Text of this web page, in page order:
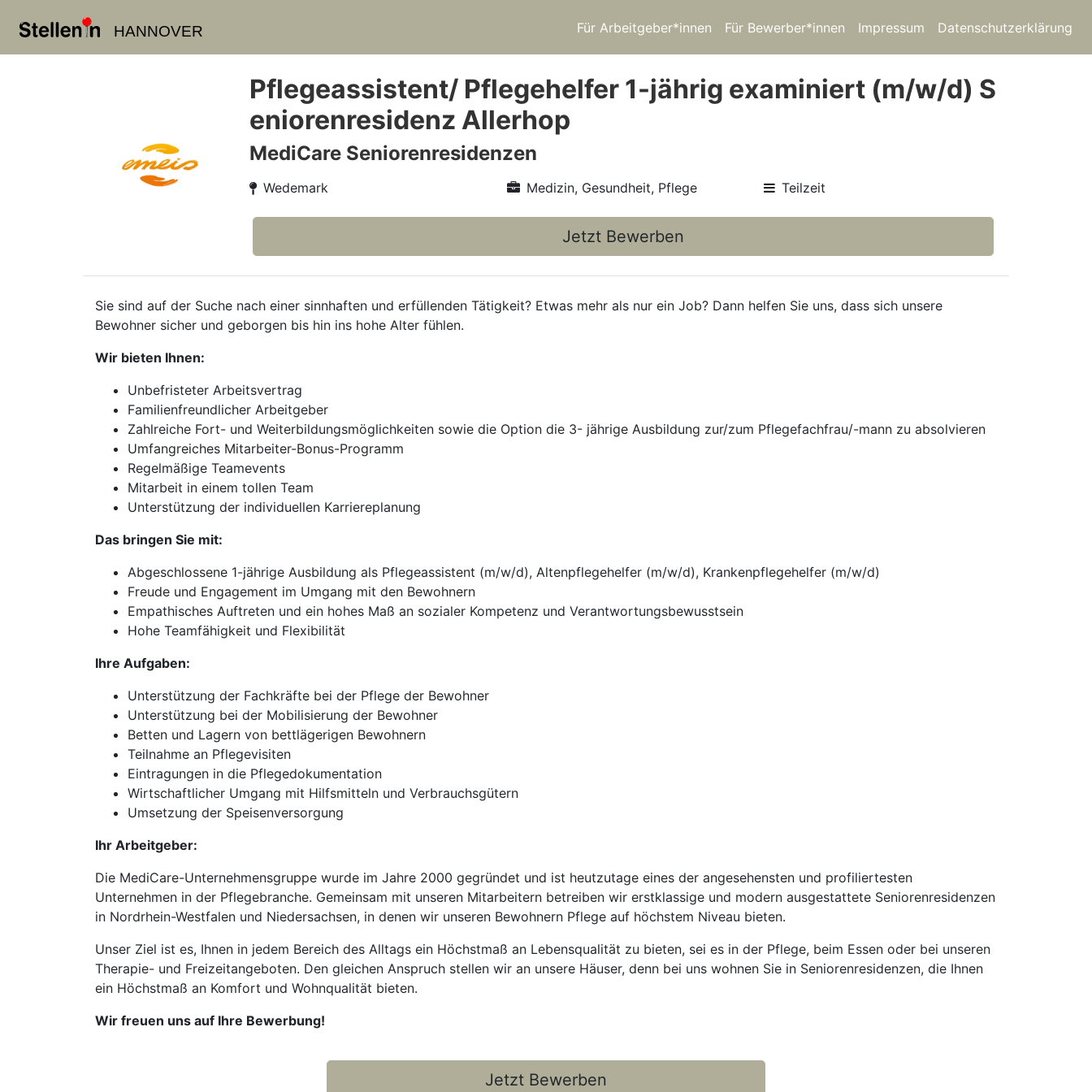
HANNOVER Für Arbeitgeber*innen Für Bewerber*innen Impressum Datenschutzerklärung
Pflegeassistent/ Pflegehelfer 1-jährig examiniert (m/w/d) S
eniorenresidenz Allerhop
MediCare Seniorenresidenzen
Wedemark Medizin, Gesundheit, Pflege Teilzeit
Jetzt Bewerben
Sie sind auf der Suche nach einer sinnhaften und erfüllenden Tätigkeit? Etwas mehr als nur ein Job? Dann helfen Sie uns, dass sich unsere
Bewohner sicher und geborgen bis hin ins hohe Alter fühlen.
Wir bieten Ihnen:
Unbefristeter Arbeitsvertrag
Familienfreundlicher Arbeitgeber
Zahlreiche Fort- und Weiterbildungsmöglichkeiten sowie die Option die 3- jährige Ausbildung zur/zum Pflegefachfrau/-mann zu absolvieren
Umfangreiches Mitarbeiter-Bonus-Programm
Regelmäßige Teamevents
Mitarbeit in einem tollen Team
Unterstützung der individuellen Karriereplanung
Das bringen Sie mit:
Abgeschlossene 1-jährige Ausbildung als Pflegeassistent (m/w/d), Altenpflegehelfer (m/w/d), Krankenpflegehelfer (m/w/d)
Freude und Engagement im Umgang mit den Bewohnern
Empathisches Auftreten und ein hohes Maß an sozialer Kompetenz und Verantwortungsbewusstsein
Hohe Teamfähigkeit und Flexibilität
Ihre Aufgaben:
Unterstützung der Fachkräfte bei der Pflege der Bewohner
Unterstützung bei der Mobilisierung der Bewohner
Betten und Lagern von bettlägerigen Bewohnern
Teilnahme an Pflegevisiten
Eintragungen in die Pflegedokumentation
Wirtschaftlicher Umgang mit Hilfsmitteln und Verbrauchsgütern
Umsetzung der Speisenversorgung
Ihr Arbeitgeber:
Die MediCare-Unternehmensgruppe wurde im Jahre 2000 gegründet und ist heutzutage eines der angesehensten und profiliertesten
Unternehmen in der Pflegebranche. Gemeinsam mit unseren Mitarbeitern betreiben wir erstklassige und modern ausgestattete Seniorenresidenzen
in Nordrhein-Westfalen und Niedersachsen, in denen wir unseren Bewohnern Pflege auf höchstem Niveau bieten.
Unser Ziel ist es, Ihnen in jedem Bereich des Alltags ein Höchstmaß an Lebensqualität zu bieten, sei es in der Pflege, beim Essen oder bei unseren
Therapie- und Freizeitangeboten. Den gleichen Anspruch stellen wir an unsere Häuser, denn bei uns wohnen Sie in Seniorenresidenzen, die Ihnen
ein Höchstmaß an Komfort und Wohnqualität bieten.
Wir freuen uns auf Ihre Bewerbung!
Jetzt Bewerben